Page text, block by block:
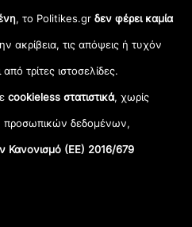
, το Politikes.grδεν φέρει καμία
ακρίβεια, τις απόψεις ή τυχόν
τρίτες ιστοσελίδες.
cookieless στατιστικά, χωρίς
δεδομένων,
Κανονισμό (ΕΕ) 2016/679